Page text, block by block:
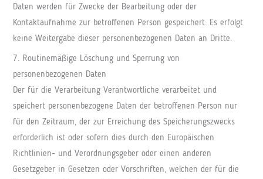
Daten werden für Zwecke der Bearbeitung oder der
Kontaktaufnahme zur betroffenen Person gespeichert. Es erfolgt
keine Weitergabe dieser personenbezogenen Daten an Dritte.
7. Routinemäßige Löschung und Sperrung von
personenbezogenen Daten
Der für die Verarbeitung Verantwortliche verarbeitet und
speichert personenbezogene Daten der betroffenen Person nur
für den Zeitraum, der zur Erreichung des Speicherungszwecks
erforderlich ist oder sofern dies durch den Europäischen
Richtlinien- und Verordnungsgeber oder einen anderen
Gesetzgeber in Gesetzen oder Vorschriften, welchen der für die